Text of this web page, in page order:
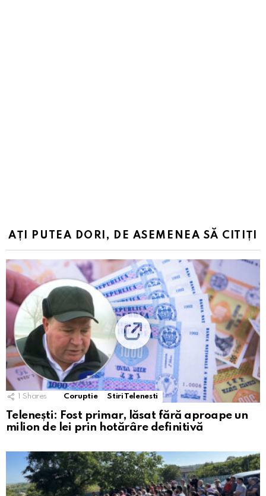
AȚI PUTEA DORI, DE ASEMENEA SĂ CITIȚI
Shares Coruptie Stiri Telenesti
Telenești: Fost primar, lăsat fără aproape un
milion de lei prin hotărâre definitivă